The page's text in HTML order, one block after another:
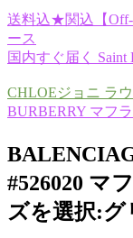
送料込★関込【Off-
ース
国内すぐ届く
CHLOEジョニ ラ
BURBERRY マフ
#526020 マ
ズを選択:グ